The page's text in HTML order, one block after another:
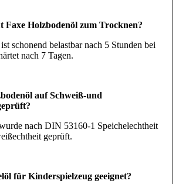
Faxe Holzbodenöl zum Trocknen?
schonend belastbar nach 5 Stunden bei
nach 7 Tagen.
auf Schweiß-und
nach DIN 53160-1 Speichelechtheit
geprüft.
für Kinderspielzeug geeignet?